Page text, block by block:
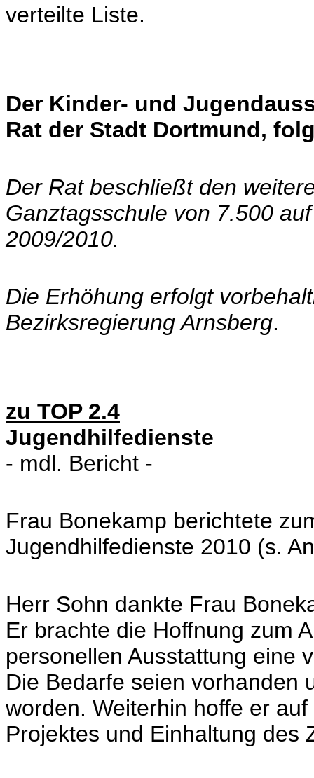
verteilte Liste.
Der Kinder- und
Rat der Stadt Dortmund,
Der Rat beschließt den
Ganztagsschule von 7.500
2009/2010.
Die Erhöhung erfolgt
Bezirksregierung Arnsberg.
zu TOP 2.4
Jugendhilfedienste
- mdl. Bericht -
Frau Bonekamp berichtete
Jugendhilfedienste 2010 (s.
Herr Sohn dankte Frau
Er brachte die Hoffnung zum
personellen Ausstattung eine
Die Bedarfe seien vorhanden
worden. Weiterhin hoffe er
Projektes und Einhaltung des